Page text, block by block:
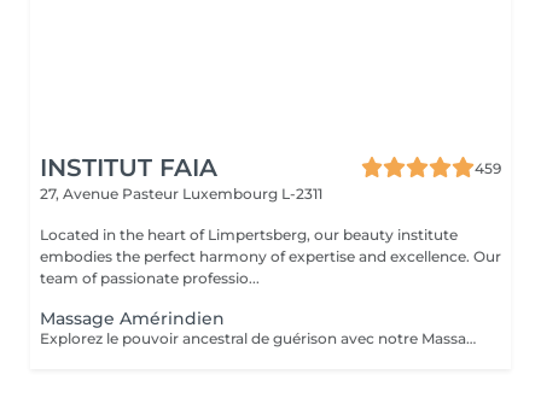
INSTITUT FAIA
459
27, Avenue Pasteur Luxembourg L-2311
Located in the heart of Limpertsberg, our beauty institute
embodies the perfect harmony of expertise and excellence. Our
team of passionate professio...
Massage Amérindien
Explorez le pouvoir ancestral de guérison avec notre Massage Amérindien aux Pierres Chaudes. Plongez dans une expérience où la sagesse des traditions amérindiennes se marie à la chaleur bienfaisante des pierres. Les pierres chaudes, soigneusement positionnées le long de votre corps, libèrent une énergie apaisante qui soulage les tensions musculaires et stimule la circulation. Les mouvements rituels et les propriétés énergisantes des pierres créent une harmonie unique entre le physique et le spirituel. Laissez-vous emporter par la chaleur réconfortante et les bienfaits revitalisants de notre Massage Amérindien avec des pierres chaudes.